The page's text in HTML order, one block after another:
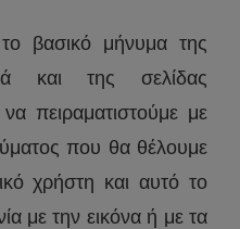
βασικό μήνυμα της
και της σελίδας
πειραματιστούμε με
που θα θέλουμε
χρήστη και αυτό το
με την εικόνα ή με τα